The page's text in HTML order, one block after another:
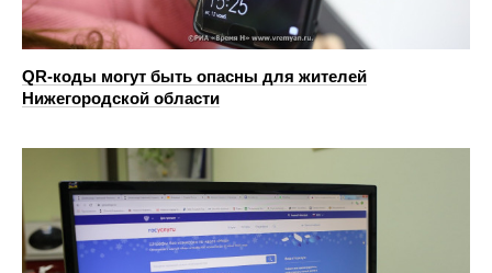
QR-коды могут быть опасны для жителей
Нижегородской области